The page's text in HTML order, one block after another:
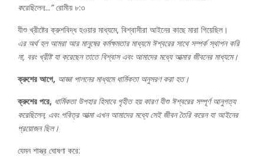
করেছিলেন…”রোমীয় ৮:৩
যীশু খ্রীষ্টের ক্রুশবিদ্ধ হওয়ার মাধ্যমে, বিশ্বাসীরা আইনের কাছে মারা গিয়েছিল।
এর অর্থ হল আমরা আর মানুষের কর্মক্ষমতার মাধ্যমে ঈশ্বরের সাথে সম্পর্ক স্থাপন করি
না, বরং খ্রীষ্ট যা করেছেন তাতে বিশ্বাস এবং আমাদের মধ্যে আত্মার জীবনের মাধ্যমে।
ক্রুশের আগে, আজ্ঞা পালনের মাধ্যমে ধার্মিকতা অনুসরণ করা হত।
ক্রুশের পরে, ধার্মিকতা উপহার হিসাবে গৃহীত হয় কারণ যীশু ঈশ্বরের সম্পূর্ণ আনুগত্য
করেছিলেন, এবং পবিত্র আত্মা এখন আমাদের মধ্যে সেই জীবন তৈরি করেন যা আইনের
প্রয়োজন ছিল।
যেমন শাস্ত্র ঘোষণা করে: